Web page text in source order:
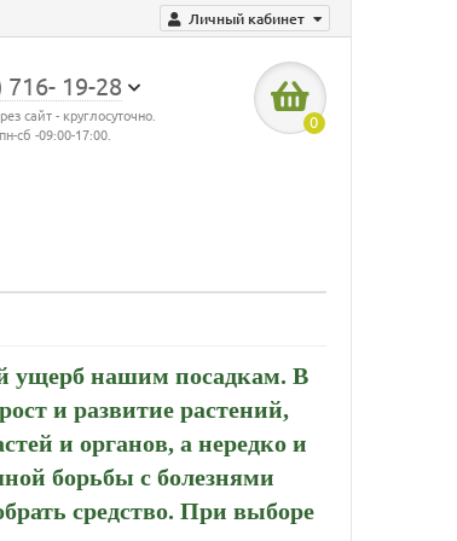
Личный кабинет
716- 19-28
сайт - круглосуточно.
сб -09:00-17:00.
0
ущерб нашим посадкам. В
и развитие растений,
и органов, а нередко и
борьбы с болезнями
средство. При выборе